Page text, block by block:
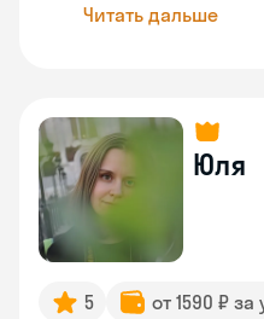
Читать дальше
Юля
5 от 1590 ₽ за